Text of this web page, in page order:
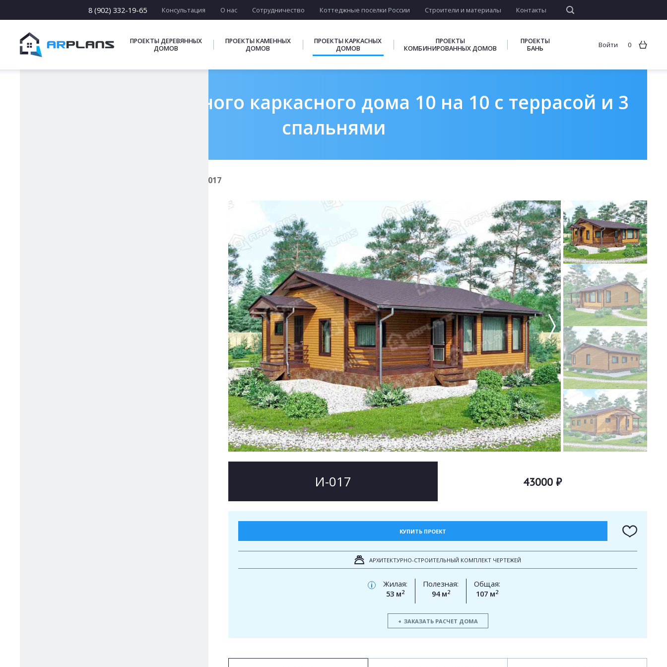
8 (902) 332-19-65 Консультация О нас Сотрудничество Коттеджные поселки России Строители и материалы Контакты
ПРОЕКТЫ ДЕРЕВЯННЫХ
ДОМОВ
ПРОЕКТЫ КАМЕННЫХ
ДОМОВ
ПРОЕКТЫ КАРКАСНЫХ
ДОМОВ
ПРОЕКТЫ
КОМБИНИРОВАННЫХ ДОМОВ
ПРОЕКТЫ
БАНЬ
Войти 0
Проект одноэтажного каркасного дома 10 на 10 с террасой и 3
спальнями
И-017
И-017 43000 ₽
КУПИТЬ ПРОЕКТ
АРХИТЕКТУРНО-СТРОИТЕЛЬНЫЙ КОМПЛЕКТ ЧЕРТЕЖЕЙ
i
Жилая:
53 м2
Полезная:
94 м2
Общая:
107 м2
ЗАКАЗАТЬ РАСЧЕТ ДОМА